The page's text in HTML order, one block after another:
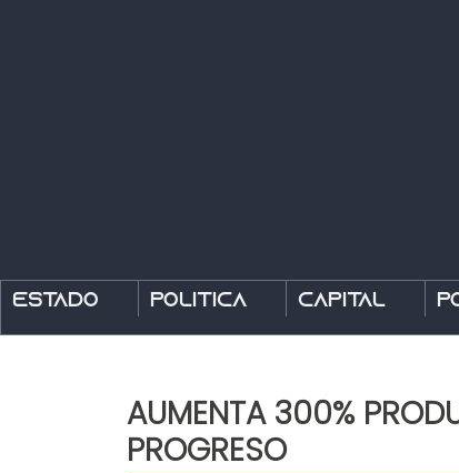
Estado Política Capital
AUMENTA 300%
PROGRESO